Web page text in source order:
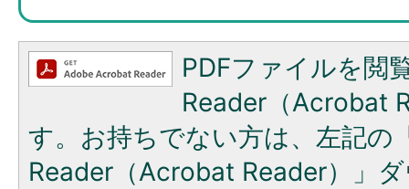
PDFファイルを閲
Reader（Acrobat
す。お持ちでない方は、左記の
Reader（Acrobat Reader）」